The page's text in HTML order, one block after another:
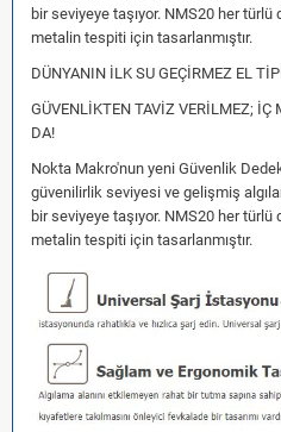
bir seviyeye taşıyor. NMS20 her
metalin tespiti için tasarlanmıştır.
DÜNYANIN İLK SU GEÇİRMEZ EL
GÜVENLİKTEN TAVİZ VERİLMEZ; İÇ
DA!
Nokta Makro'nun yeni Güvenlik
güvenilirlik seviyesi ve gelişmiş
bir seviyeye taşıyor. NMS20 her
metalin tespiti için tasarlanmıştır.